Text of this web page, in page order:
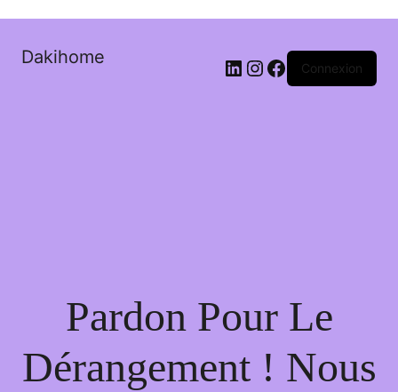
Dakihome Connexion
Pardon Pour Le
Dérangement ! Nous